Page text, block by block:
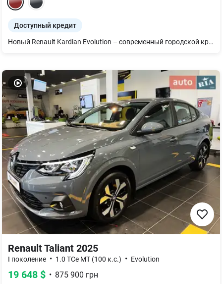
Доступный кредит
Новый Renault Kardian Evolution – современный городской кроссовер для активной жизни. Renault Kardian в комплектации Evolution с механической коробкой передач – это сочетание стильного дизайна, современных технологий и практичности. Автомобиль создан для комфортного передвижения по городу и уверенных путешествий, даря приятные впечатления от каждой поездки. Эргономичный салон, вместительный багажник и современное оснащение обеспечивают комфорт водителя и пассажиров. Комплектация Evolution включает мультимедийную систему с поддержкой Apple CarPlay и Android Auto, кондиционер, круиз-контроль, камеру заднего вида, датчики парковки, LED-оптику, электронные системы помощи водителю и другие полезные функции. Автомобиль представлен у официального дилера Renault Луцьк Експо и доступен для приобретения с официальной гарантией производителя.
Renault Taliant 2025
I поколение • 1.0 TCe MT (100 к.с.) • Evolution
19 648 $ • 875 900 грн